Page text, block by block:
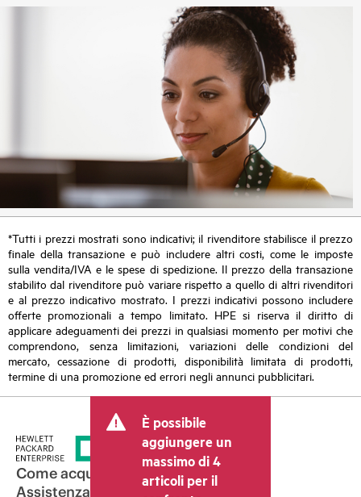
*Tutti i prezzi mostrati sono indicativi; il rivenditore stabilisce il prezzo
finale della transazione e può includere altri costi, come le imposte
sulla vendita/IVA e le spese di spedizione. Il prezzo della transazione
stabilito dal rivenditore può variare rispetto a quello di altri rivenditori
e al prezzo indicativo mostrato. I prezzi indicativi possono includere
offerte promozionali a tempo limitato. HPE si riserva il diritto di
applicare adeguamenti dei prezzi in qualsiasi momento per motivi che
comprendono, senza limitazioni, variazioni delle condizioni del
mercato, cessazione di prodotti, disponibilità limitata di prodotti,
termine di una promozione ed errori negli annunci pubblicitari.
È possibile
aggiungere un
massimo di 4
articoli per il
Come acquistare
Assistenza per i prodotti